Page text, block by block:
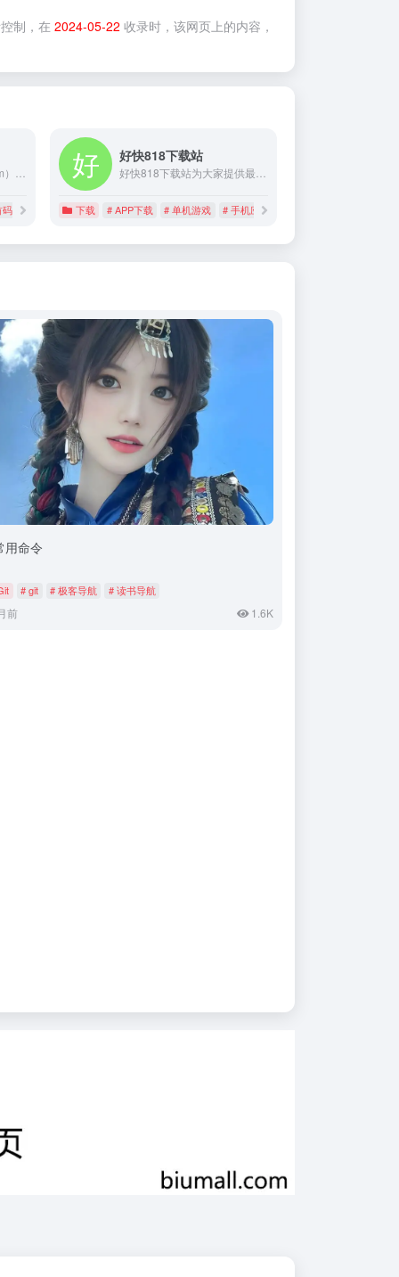
制，在 2024-05-22 收录时，该网页上的内容，
码网
好快818下载站
下载 # APP下载 # 单机游戏 # 手机应用下载
用命令
# git # 极客导航 # 读书导航
前 1.6K